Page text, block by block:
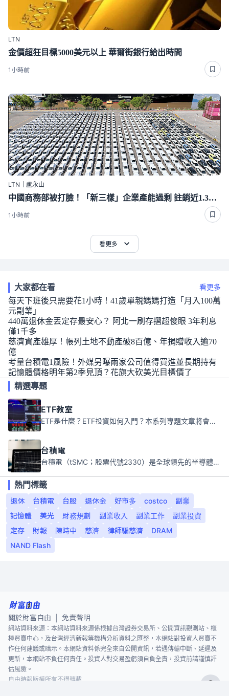
LTN
金價超狂目標5000美元以上 華爾街銀行給出時間
1小時前
LTN｜盧永山
中國商務部被打臉！「新三樣」企業產能過剩 註銷近1.3萬家
1小時前
看更多
大家都在看 看更多
每天下班後只需要花1小時！41歲單親媽媽打造「月入100萬
元副業」
440萬退休金丟定存最安心？ 阿北一刷存摺超傻眼 3年利息
僅1千多
慈濟資產雄厚！帳列土地不動產破8百億、年捐贈收入逾70
億
考量台積電1風險！外媒另曝兩家公司值得買進並長期持有
記憶體價格明年第2季見頂？花旗大砍美光目標價了
精選專題
ETF教室
ETF是什麼？ETF投資如何入門？本系列專題文章將會告訴你新手必須知道的ETF基礎知識。
台積電
台積電（tSMC；股票代號2330）是全球領先的半導體代工公司，成立於1987年，總部位於台灣新竹。且已於美國、日本、德國及中國設廠，台積電是全球首家專業積體電路製造服務公司，也是全球最先進和最大規模的半導體代工廠。
熱門標籤
退休
台積電 台股 退休金 好市多 costco
副業
記憶體
美光 財務規劃 副業收入 副業工作
副業投資
定存
財報 陳時中 慈濟 律師騙慈濟
DRAM
NAND Flash
關於財富自由 免責聲明
網站資料來源：本網站資料來源係根據台灣證券交易所、公開資訊觀測站、櫃
檯買賣中心，及台灣經濟新報等機構分析資料之匯整，本網站對投資人買賣不
作任何建議或暗示。本網站資料係完全來自公開資訊，若遇傳輸中斷、延遲及
更新，本網站不負任何責任。投資人對交易盈虧須自負全責，投資前請謹慎評
估風險。
自由時報版權所有不得轉載